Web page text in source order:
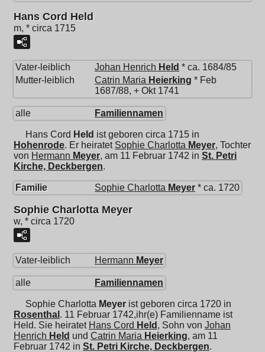
Hans Cord Held
m, * circa 1715
Vater-leiblich Johan Henrich Held * ca. 1684/85
Mutter-leiblich
Catrin Maria Heierking * Feb
1687/88, + Okt 1741
alle Familiennamen
Hans Cord Held ist geboren circa 1715 in
Hohenrode. Er heiratet Sophie Charlotta Meyer, Tochter
von Hermann Meyer, am 11 Februar 1742 in St. Petri
Kirche, Deckbergen.
Familie Sophie Charlotta Meyer * ca. 1720
Sophie Charlotta Meyer
w, * circa 1720
Vater-leiblich Hermann Meyer
alle Familiennamen
Sophie Charlotta Meyer ist geboren circa 1720 in
Rosenthal . 11 Februar 1742,ihr(e) Familienname ist
Held. Sie heiratet Hans Cord Held , Sohn von Johan
Henrich Held und Catrin Maria Heierking, am 11
Februar 1742 in St. Petri Kirche, Deckbergen.